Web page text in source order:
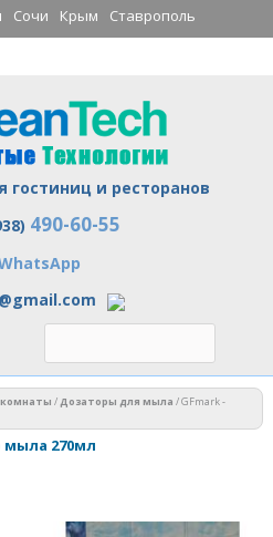
к
Сочи Крым Ставрополь
гостиниц и ресторанов
490-60-55
комнаты /Дозаторы для мыла /GFmark -
GFmark - Дозатор жидкого мыла 270мл